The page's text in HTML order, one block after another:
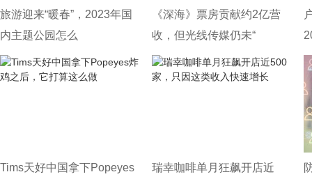
旅游迎来“暖春”，2023年国
内主题公园怎么
《深海》票房贡献约2亿营
收，但光线传媒仍未“
Tims天好中国拿下Popeyes
瑞幸咖啡单月狂飙开店近